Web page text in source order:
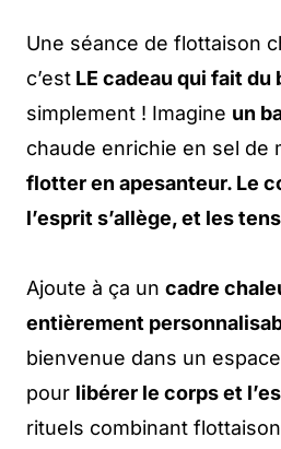
Une séance de flottaison
c’est LE cadeau qui fait du
simplement ! Imagine un
chaude enrichie en sel de
flotter en apesanteur. Le
l’esprit s’allège, et les
Ajoute à ça un cadre
entièrement
bienvenue dans un
pour libérer le corps et
rituels combinant